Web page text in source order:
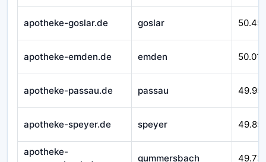
apotheke-goslar.de goslar
apotheke-emden.de emden 50.016
apotheke-passau.de passau
apotheke-speyer.de speyer
apotheke-
gummersbach